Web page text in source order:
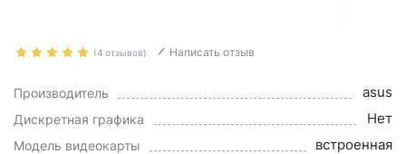
(4 отзывов) Написать отзыв
Производитель asus
Дискретная графика Нет
Модель видеокарты встроенная